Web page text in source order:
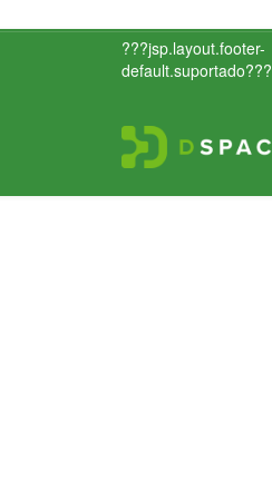
???jsp.layout.footer-
default.suportado???